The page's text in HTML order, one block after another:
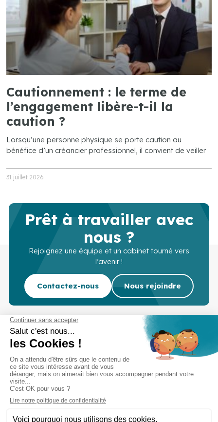
Cautionnement : le terme de
l’engagement libère-t-il la
caution ?
Lorsqu’une personne physique se porte caution au
bénéfice d’un créancier professionnel, il convient de veiller
31 juillet 2026
Prêt à travailler avec
nous ?
Rejoignez une équipe et un cabinet tourné vers
l’avenir !
Contactez-nous Nous rejoindre
Cabinet d’experts-comptables commissaires aux